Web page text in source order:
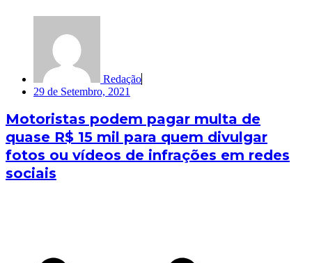
Redação
29 de Setembro, 2021
Motoristas podem pagar multa de
quase R$ 15 mil para quem divulgar
fotos ou vídeos de infrações em redes
sociais